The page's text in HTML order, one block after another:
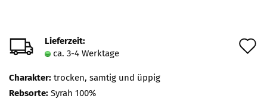
Lieferzeit:
ca. 3-4 Werktage
Charakter: trocken, samtig und üppig
Rebsorte: Syrah 100%